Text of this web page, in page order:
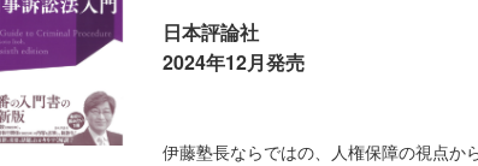
日本評論社
2024年12月発売
伊藤塾長ならではの、人権保障の視点か